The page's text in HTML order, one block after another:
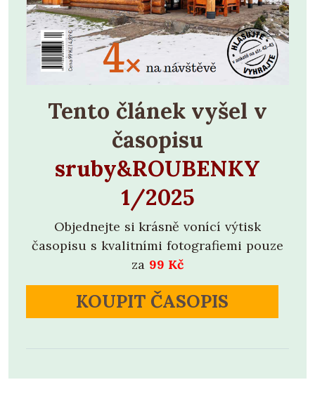
Tento článek vyšel v
časopisu
sruby&ROUBENKY
1/2025
Objednejte si krásně vonící výtisk
časopisu s kvalitními fotografiemi pouze
za 99 Kč
KOUPIT ČASOPIS